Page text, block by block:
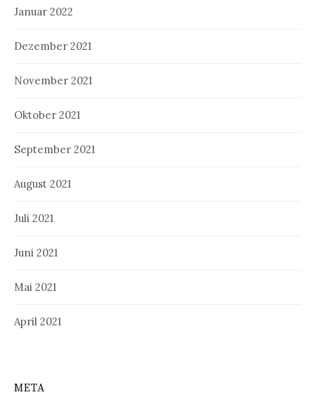
Januar 2022
Dezember 2021
November 2021
Oktober 2021
September 2021
August 2021
Juli 2021
Juni 2021
Mai 2021
April 2021
META